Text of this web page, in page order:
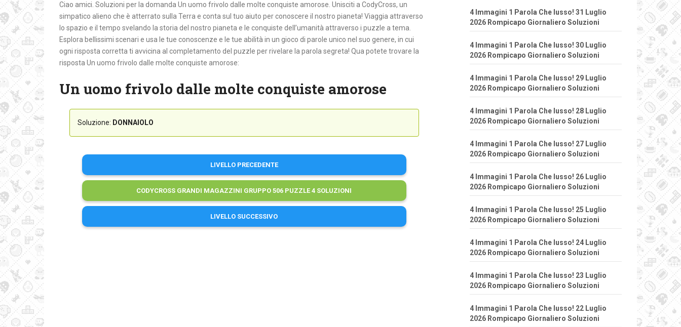
Ciao amici. Soluzioni per la domanda Un uomo frivolo dalle molte conquiste amorose. Unisciti a CodyCross, un
simpatico alieno che è atterrato sulla Terra e conta sul tuo aiuto per conoscere il nostro pianeta! Viaggia attraverso
lo spazio e il tempo svelando la storia del nostro pianeta e le conquiste dell’umanità attraverso i puzzle a tema.
Esplora bellissimi scenari e usa le tue conoscenze e le tue abilità in un gioco di parole unico nel suo genere, in cui
ogni risposta corretta ti avvicina al completamento del puzzle per rivelare la parola segreta! Qua potete trovare la
risposta Un uomo frivolo dalle molte conquiste amorose:
Un uomo frivolo dalle molte conquiste amorose
Soluzione: DONNAIOLO
LIVELLO PRECEDENTE
CODYCROSS GRANDI MAGAZZINI GRUPPO 506 PUZZLE 4 SOLUZIONI
LIVELLO SUCCESSIVO
4 Immagini 1 Parola Che lusso! 31 Luglio
2026 Rompicapo Giornaliero Soluzioni
4 Immagini 1 Parola Che lusso! 30 Luglio
2026 Rompicapo Giornaliero Soluzioni
4 Immagini 1 Parola Che lusso! 29 Luglio
2026 Rompicapo Giornaliero Soluzioni
4 Immagini 1 Parola Che lusso! 28 Luglio
2026 Rompicapo Giornaliero Soluzioni
4 Immagini 1 Parola Che lusso! 27 Luglio
2026 Rompicapo Giornaliero Soluzioni
4 Immagini 1 Parola Che lusso! 26 Luglio
2026 Rompicapo Giornaliero Soluzioni
4 Immagini 1 Parola Che lusso! 25 Luglio
2026 Rompicapo Giornaliero Soluzioni
4 Immagini 1 Parola Che lusso! 24 Luglio
2026 Rompicapo Giornaliero Soluzioni
4 Immagini 1 Parola Che lusso! 23 Luglio
2026 Rompicapo Giornaliero Soluzioni
4 Immagini 1 Parola Che lusso! 22 Luglio
2026 Rompicapo Giornaliero Soluzioni